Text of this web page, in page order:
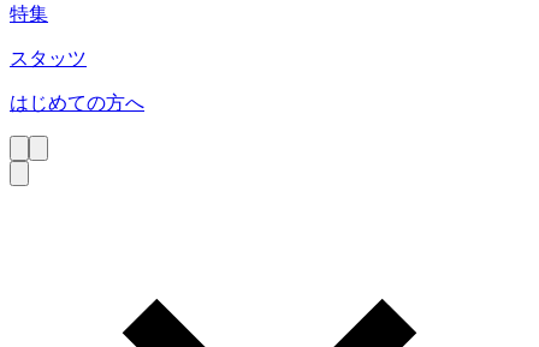
特集
スタッツ
はじめての方へ